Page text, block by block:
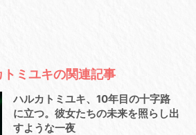
トミユキの関連記事
ハルカトミユキ、10年目の十字路
に立つ。彼女たちの未来を照らし出
すような一夜